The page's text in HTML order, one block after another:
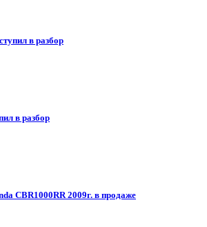
в разбор
в разбор
CBR1000RR 2009г. в продаже